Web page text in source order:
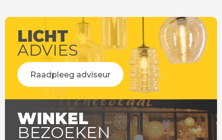
LICHT
ADVIES
Raadpleeg adviseur
WINKEL
BEZOEKEN